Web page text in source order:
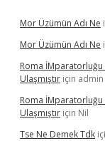
Mor Üzümün Adı Ne
Mor Üzümün Adı Ne
Roma İMparatorluğu
Ulaşmıştır için admin
Roma İMparatorluğu
Ulaşmıştır için Nil
Tse Ne Demek Tdk